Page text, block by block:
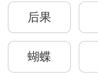
后果
蝴蝶